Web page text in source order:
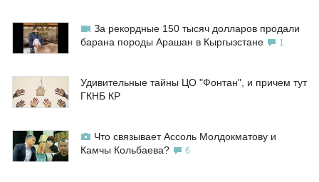
За рекордные 150 тысяч долларов продали
барана породы Арашан в Кыргызстане
1
Удивительные тайны ЦО "Фонтан", и причем тут
ГКНБ КР
Что связывает Ассоль Молдокматову и
Камчы Кольбаева?
6